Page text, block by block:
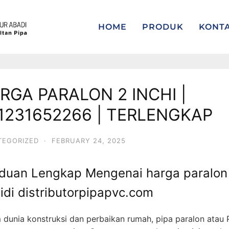
HOME PRODUK
PARALON 2 INCHI |
| TERLENGKAP
· FEBRUARY 24, 2025
Lengkap Mengenai harga
distributorpipapvc.com
dunia konstruksi dan perbaikan rumah, pipa paralon atau